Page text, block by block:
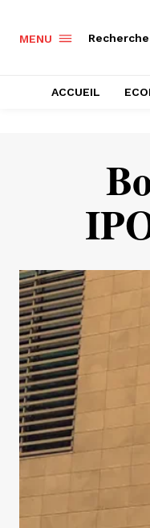
MENU Recherche
ACCUEIL